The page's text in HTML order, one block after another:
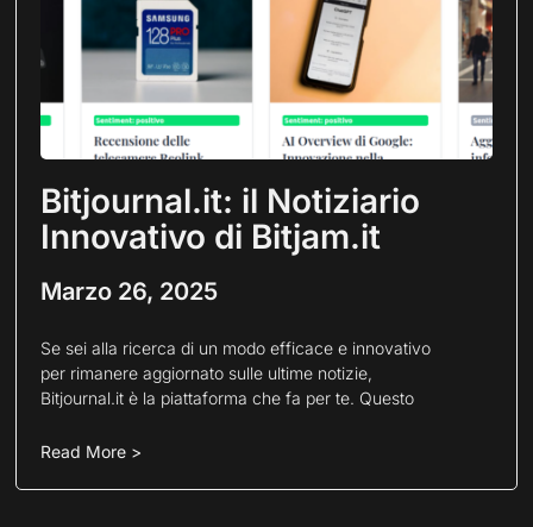
Bitjournal.it: il Notiziario
Innovativo di Bitjam.it
Marzo 26, 2025
Se sei alla ricerca di un modo efficace e innovativo
per rimanere aggiornato sulle ultime notizie,
Bitjournal.it è la piattaforma che fa per te. Questo
Read More >